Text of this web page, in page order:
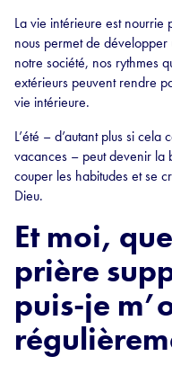
La vie intérieure est nourrie
nous permet de
notre société, nos rythmes
extérieurs peuvent rendre
vie intérieure.
L’été – d’autant plus si
vacances – peut devenir la
couper les habitudes et se
Dieu.
Et moi,
prière
puis-je